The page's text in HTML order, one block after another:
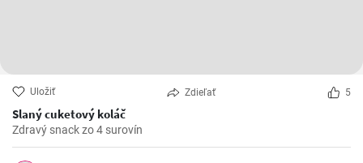
Uložiť Zdieľať 5
Slaný cuketový koláč
Zdravý snack zo 4 surovín